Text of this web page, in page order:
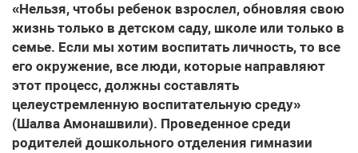
«Нельзя, чтобы ребенок взрослел, обновляя свою
жизнь только в детском саду, школе или только в
семье. Если мы хотим воспитать личность, то все
его окружение, все люди, которые направляют
этот процесс, должны составлять
целеустремленную воспитательную среду»
(Шалва Амонашвили). Проведенное среди
родителей дошкольного отделения гимназии